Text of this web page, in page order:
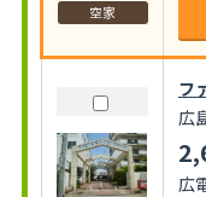
空家
フ
広
広